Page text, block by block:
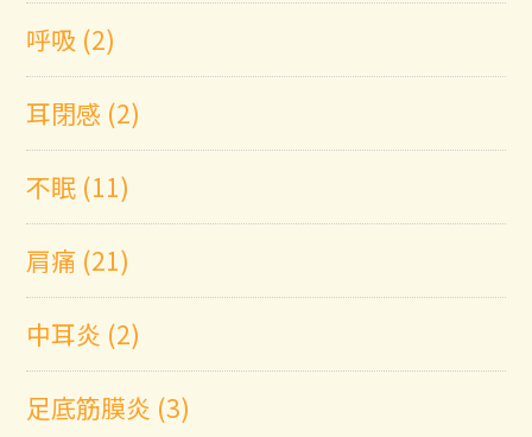
呼吸 (2)
耳閉感 (2)
不眠 (11)
肩痛 (21)
中耳炎 (2)
足底筋膜炎 (3)